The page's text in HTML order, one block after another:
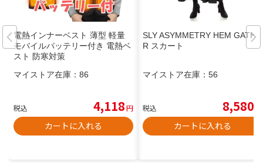
電熱インナーベスト 薄型 軽量
モバイルバッテリー付き 電熱ベ
スト 防寒対策
マイストア在庫： 86
税込 4,118円
カートに入れる
SLY ASYMMETRY HEM GATHE
R スカート
マイストア在庫： 56
税込 8,580
カートに入れる